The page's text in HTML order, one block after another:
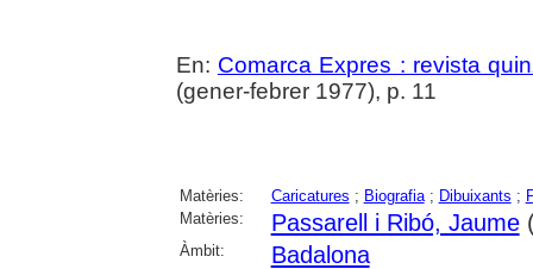
En: Comarca Expres : revista
(gener-febrer 1977), p. 11
Matèries: Caricatures ; Biografia; Dibuixants ;
Matèries:
Passarell i Ribó, Jaume
Àmbit: Badalona